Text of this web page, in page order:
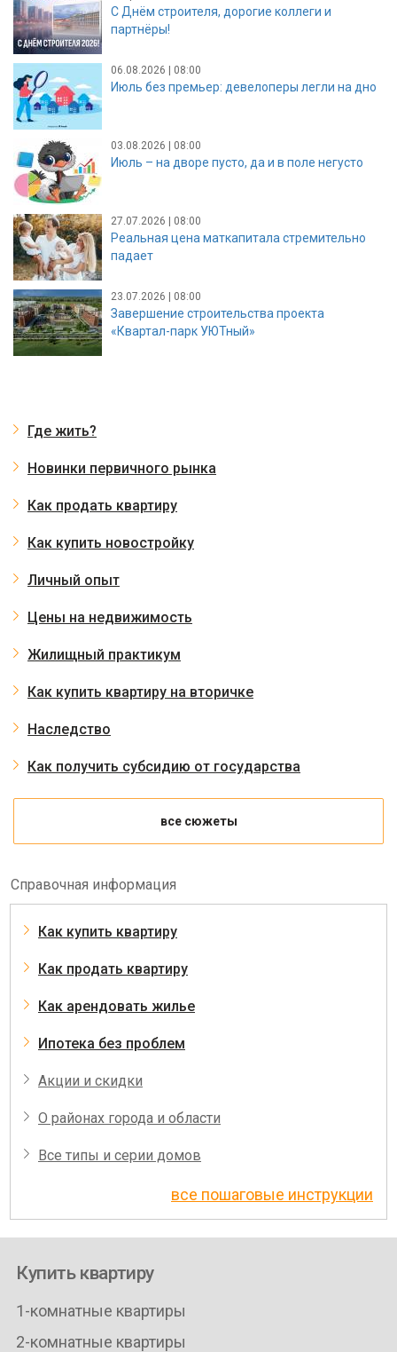
С Днём строителя, дорогие коллеги и
партнёры!
06.08.2026 | 08:00
Июль без премьер: девелоперы легли на дно
03.08.2026 | 08:00
Июль – на дворе пусто, да и в поле негусто
27.07.2026 | 08:00
Реальная цена маткапитала стремительно
падает
23.07.2026 | 08:00
Завершение строительства проекта
«Квартал-парк УЮТный»
Где жить?
Новинки первичного рынка
Как продать квартиру
Как купить новостройку
Личный опыт
Цены на недвижимость
Жилищный практикум
Как купить квартиру на вторичке
Наследство
Как получить субсидию от государства
все сюжеты
Справочная информация
Как купить квартиру
Как продать квартиру
Как арендовать жилье
Ипотека без проблем
Акции и скидки
О районах города и области
Все типы и серии домов
все пошаговые инструкции
Купить квартиру
1-комнатные квартиры
2-комнатные квартиры